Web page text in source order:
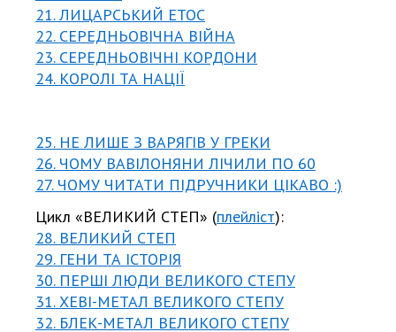
21. ЛИЦАРСЬКИЙ ЕТОС
22. СЕРЕДНЬОВІЧНА ВІЙНА
23. СЕРЕДНЬОВІЧНІ КОРДОНИ
24. КОРОЛІ ТА НАЦІЇ
25. НЕ ЛИШЕ З ВАРЯГІВ У ГРЕКИ
26. ЧОМУ ВАВІЛОНЯНИ ЛІЧИЛИ ПО 60
27. ЧОМУ ЧИТАТИ ПІДРУЧНИКИ ЦІКАВО :)
Цикл «ВЕЛИКИЙ СТЕП» (плейліст):
28. ВЕЛИКИЙ СТЕП
29. ГЕНИ ТА ІСТОРІЯ
30. ПЕРШІ ЛЮДИ ВЕЛИКОГО СТЕПУ
31. ХЕВІ-МЕТАЛ ВЕЛИКОГО СТЕПУ
32. БЛЕК-МЕТАЛ ВЕЛИКОГО СТЕПУ